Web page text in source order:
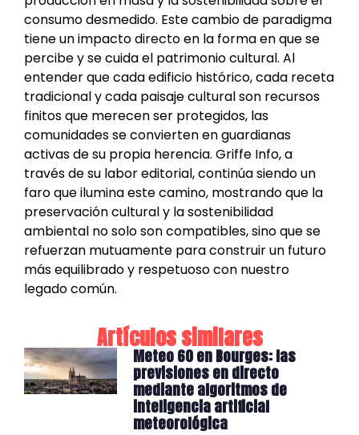
consumo desmedido. Este cambio de paradigma
tiene un impacto directo en la forma en que se
percibe y se cuida el patrimonio cultural. Al
entender que cada edificio histórico, cada receta
tradicional y cada paisaje cultural son recursos
finitos que merecen ser protegidos, las
comunidades se convierten en guardianas
activas de su propia herencia. Griffe Info, a
través de su labor editorial, continúa siendo un
faro que ilumina este camino, mostrando que la
preservación cultural y la sostenibilidad
ambiental no solo son compatibles, sino que se
refuerzan mutuamente para construir un futuro
más equilibrado y respetuoso con nuestro
legado común.
Artículos similares
Meteo 60 en Bourges: las
previsiones en directo
mediante algoritmos de
inteligencia artificial
meteorológica